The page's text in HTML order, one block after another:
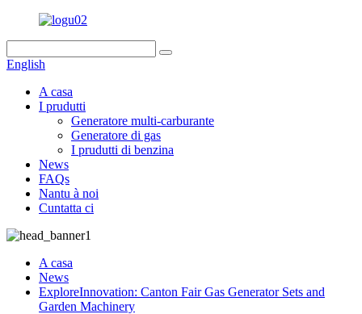
English
A casa
I prudutti
Generatore multi-carburante
Generatore di gas
I prudutti di benzina
News
FAQs
Nantu à noi
Cuntatta ci
A casa
News
ExploreInnovation: Canton Fair Gas Generator Sets and
Garden Machinery